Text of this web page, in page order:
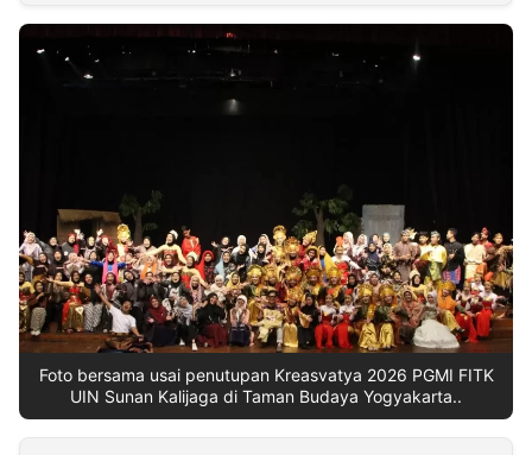
INDONESIA
Follow
Kabarbaru
Foto bersama usai penutupan Kreasvatya 2026 PGMI FITK
UIN Sunan Kalijaga di Taman Budaya Yogyakarta..